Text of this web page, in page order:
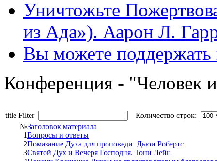
Уничтожьте
из Ада»). Аарон Л.
Вы можете
Конференция - "Человек
title Filter
Количество строк:
№Заголовок материала
1Вопросы и ответы
2Помазание Духа для проповеди. Дьюи Робертс
3Святой Дух и Вечеря Господня. Тони Лейн